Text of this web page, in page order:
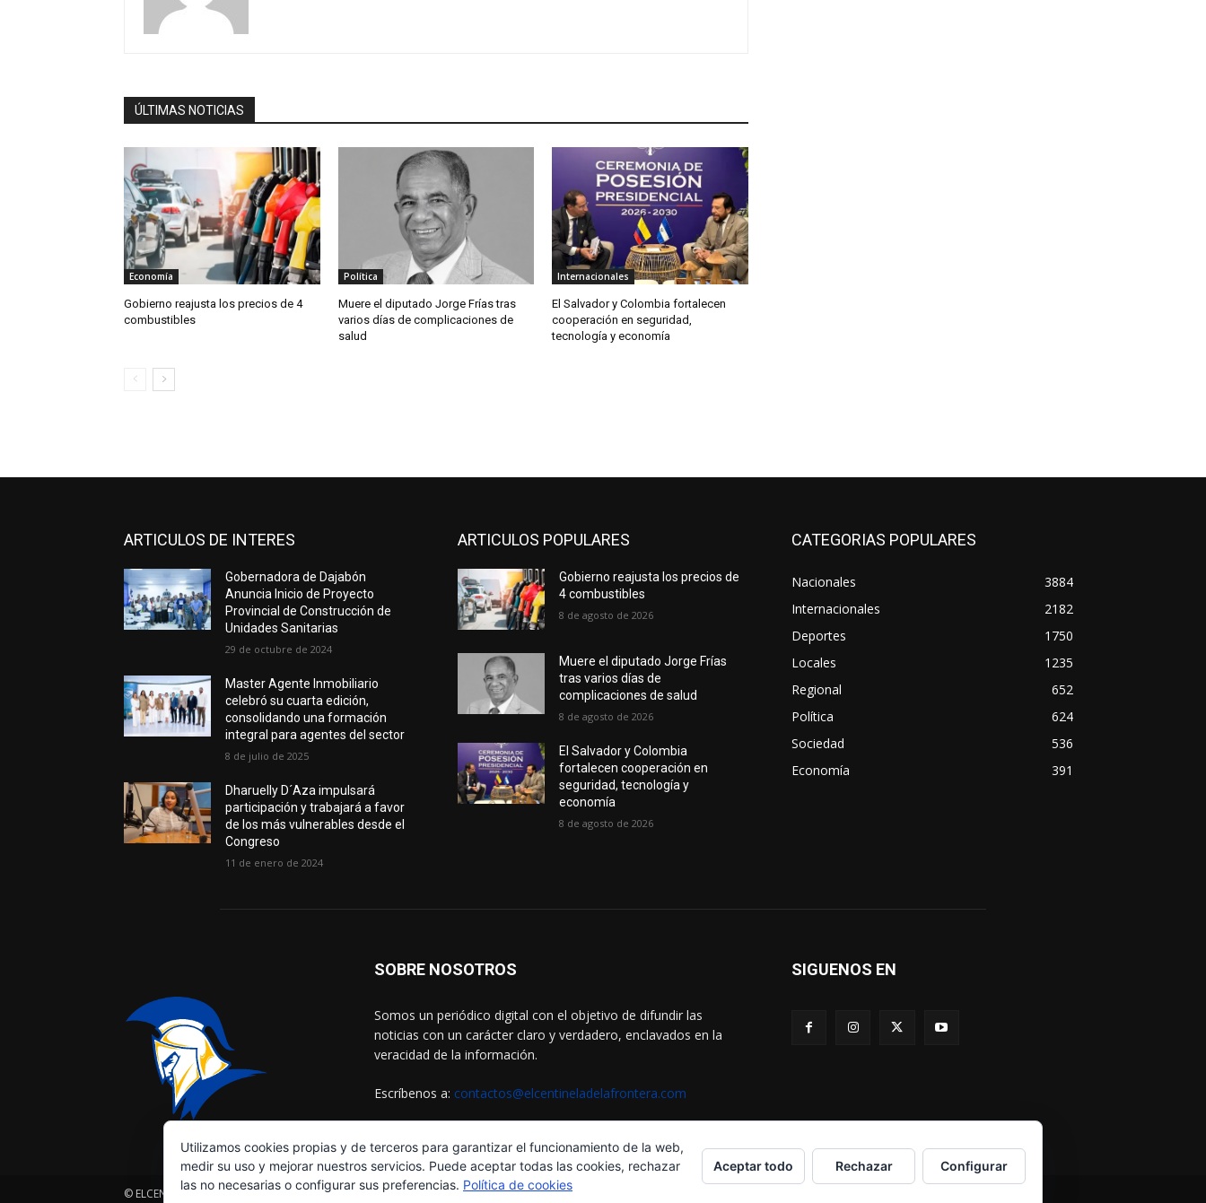
ÚLTIMAS NOTICIAS
Economía
Gobierno reajusta los precios de 4
combustibles
Política
Muere el diputado Jorge Frías tras
varios días de complicaciones de
salud
Internacionales
El Salvador y Colombia fortalecen
cooperación en seguridad,
tecnología y economía
ARTICULOS DE INTERES
Gobernadora de Dajabón
Anuncia Inicio de Proyecto
Provincial de Construcción de
Unidades Sanitarias
29 de octubre de 2024
Master Agente Inmobiliario
celebró su cuarta edición,
consolidando una formación
integral para agentes del sector
8 de julio de 2025
Dharuelly D´Aza impulsará
participación y trabajará a favor
de los más vulnerables desde el
Congreso
11 de enero de 2024
ARTICULOS POPULARES
Gobierno reajusta los precios de
4 combustibles
8 de agosto de 2026
Muere el diputado Jorge Frías
tras varios días de
complicaciones de salud
8 de agosto de 2026
El Salvador y Colombia
fortalecen cooperación en
seguridad, tecnología y
economía
8 de agosto de 2026
CATEGORIAS POPULARES
Nacionales
3884
Internacionales
2182
Deportes
1750
Locales
1235
Regional
652
Política
624
Sociedad
536
Economía
391
SOBRE NOSOTROS
Somos un periódico digital con el objetivo de difundir las
noticias con un carácter claro y verdadero, enclavados en la
veracidad de la información.
Escríbenos a: contactos@elcentineladelafrontera.com
SIGUENOS EN
© ELCENTINELADELAFRONTERA.COM byMultiServicios Helena
Utilizamos cookies propias y de terceros para garantizar el funcionamiento de la web,
medir su uso y mejorar nuestros servicios. Puede aceptar todas las cookies, rechazar
las no necesarias o configurar sus preferencias. Política de cookies
Aceptar todo Rechazar Configurar